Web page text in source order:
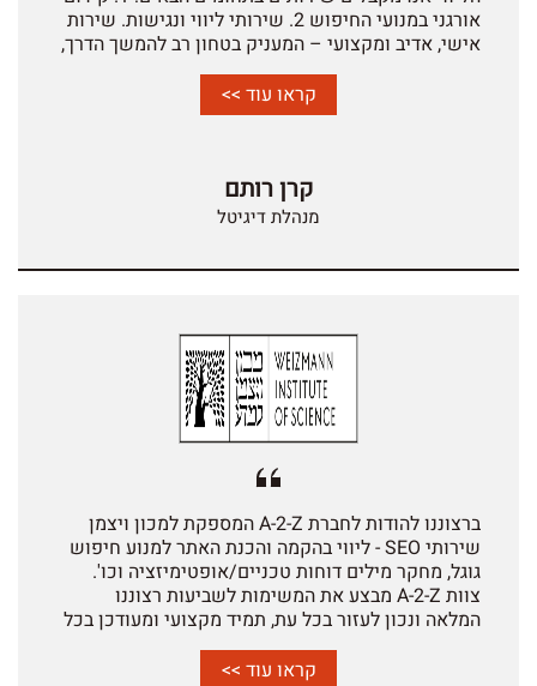
אורגני במנועי החיפוש 2. שירותי ליווי ונגישות. שירות
אישי, אדיב ומקצועי – המעניק בטחון רב להמשך הדרך,
ועל כך אנו רוצים לומר תודה. להמשך שיתוף פעולה
קראו עוד >>
קרן רותם
מנהלת דיגיטל
ברצוננו להודות לחברת A-2-Z המספקת למכון ויצמן
שירותי SEO - ליווי בהקמה והכנת האתר למנוע חיפוש
גוגל, מחקר מילים דוחות טכניים/אופטימיזציה וכו'.
צוות A-2-Z מבצע את המשימות לשביעות רצוננו
המלאה ונכון לעזור בכל עת, תמיד מקצועי ומעודכן בכל
החידושים האחרונים בתחום הדיגיטלי אדיב ויעיל מאוד.
נשמח להמליץ על חברת A-2-Z.קראו עוד >>